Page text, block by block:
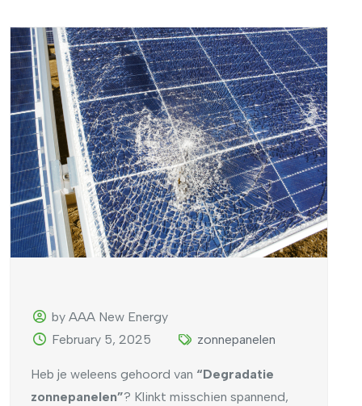
by AAA New Energy
February 5, 2025
zonnepanelen
Heb je weleens gehoord van “Degradatie
zonnepanelen”? Klinkt misschien spannend,